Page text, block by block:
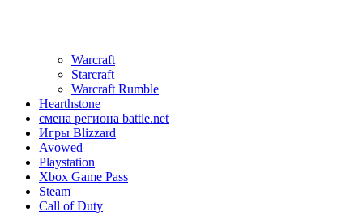
Warcraft
Starcraft
Warcraft Rumble
Hearthstone
смена региона battle.net
Игры Blizzard
Avowed
Playstation
Xbox Game Pass
Steam
Call of Duty